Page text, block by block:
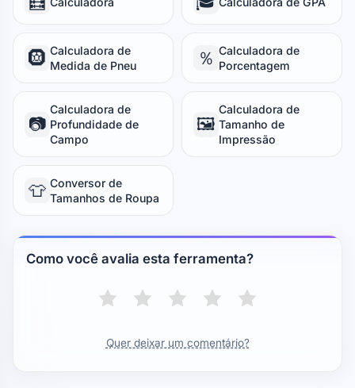
🛞 Calculadora de
Medida de Pneu
％ Calculadora de
Porcentagem
📷
Calculadora de
Profundidade de
Campo
🖼️
Calculadora de
Tamanho de
Impressão
👕 Conversor de
Tamanhos de Roupa
Como você avalia esta ferramenta?
Quer deixar um comentário?